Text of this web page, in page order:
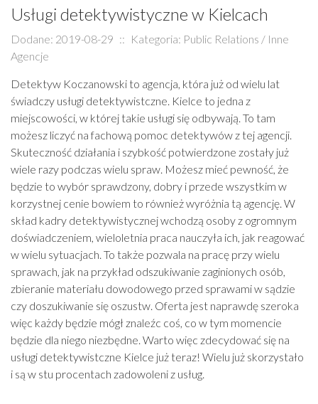
Usługi detektywistyczne w Kielcach
Dodane: 2019-08-29 :: Kategoria: Public Relations / Inne
Agencje
Detektyw Koczanowski to agencja, która już od wielu lat
świadczy usługi detektywistczne. Kielce to jedna z
miejscowości, w której takie usługi się odbywają. To tam
możesz liczyć na fachową pomoc detektywów z tej agencji.
Skuteczność działania i szybkość potwierdzone zostały już
wiele razy podczas wielu spraw. Możesz mieć pewność, że
będzie to wybór sprawdzony, dobry i przede wszystkim w
korzystnej cenie bowiem to również wyróżnia tą agencję. W
skład kadry detektywistycznej wchodzą osoby z ogromnym
doświadczeniem, wieloletnia praca nauczyła ich, jak reagować
w wielu sytuacjach. To także pozwala na pracę przy wielu
sprawach, jak na przykład odszukiwanie zaginionych osób,
zbieranie materiału dowodowego przed sprawami w sądzie
czy doszukiwanie się oszustw. Oferta jest naprawdę szeroka
więc każdy będzie mógł znaleźc coś, co w tym momencie
będzie dla niego niezbędne. Warto więc zdecydować się na
usługi detektywistczne Kielce już teraz! Wielu już skorzystało
i są w stu procentach zadowoleni z usług.